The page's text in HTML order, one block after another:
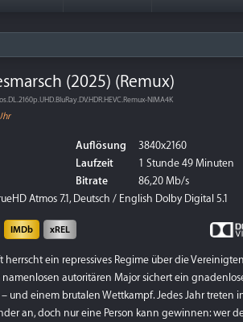
(2025) (Remux)
NIMA4K
Atmos 7.1, Deutsch / English Dolby Digital 5.1
Auflösung
3840x2160
Laufzeit
1 Stunde 49 Minuten
Bitrate
86,20 Mb/s
IMDb xREL
ein repressives Regime über die
autoritären Major sichert ein
und einem brutalen Wettkampf. Jedes Jahr treten
an, doch nur eine Person kann gewinnen: wer